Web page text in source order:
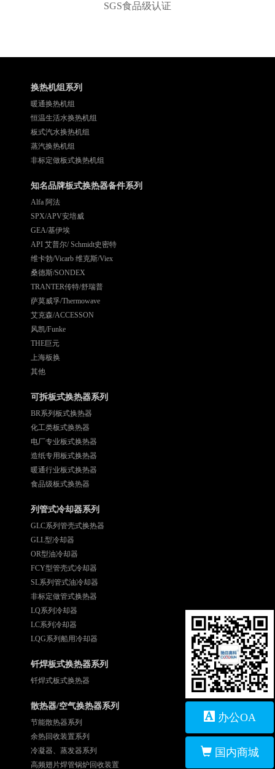
SGS食品级认证
换热机组系列
暖通换热机组
恒温生活水换热机组
板式汽水换热机组
蒸汽换热机组
非标定做板式换热机组
知名品牌板式换热器备件系列
Alfa 阿法
SPX/APV安培威
GEA/基伊埃
API 艾普尔/ Schmidt史密特
维卡勃/Vicarb 维克斯/Viex
桑德斯/SONDEX
TRANTER传特/舒瑞普
萨莫威孚/Thermowave
艾克森/ACCESSON
风凯/Funke
THE巨元
上海板换
其他
可拆板式换热器系列
BR系列板式换热器
化工类板式换热器
电厂专业板式换热器
造纸专用板式换热器
暖通行业板式换热器
食品级板式换热器
列管式冷却器系列
GLC系列管壳式换热器
GLL型冷却器
OR型油冷却器
FCY型管壳式冷却器
SL系列管式油冷却器
非标定做管式换热器
LQ系列冷却器
LC系列冷却器
LQG系列船用冷却器
钎焊板式换热器系列
钎焊式板式换热器
散热器/空气换热器系列
节能散热器系列
余热回收装置系列
冷凝器、蒸发器系列
高频翅片焊管锅炉回收装置
办公OA
国内商城